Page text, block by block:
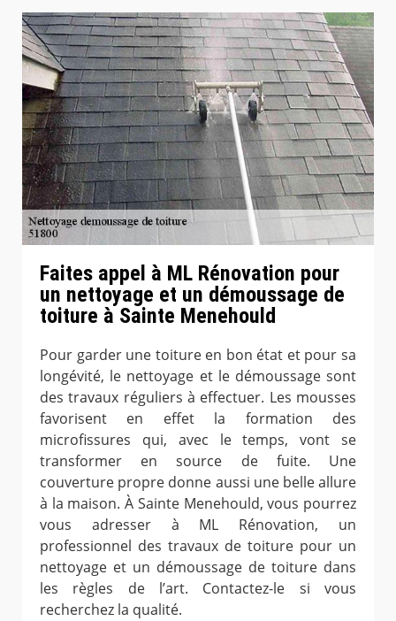
Faites appel à ML Rénovation pour
un nettoyage et un démoussage de
toiture à Sainte Menehould
Pour garder une toiture en bon état et pour sa
longévité, le nettoyage et le démoussage sont
des travaux réguliers à effectuer. Les mousses
favorisent en effet la formation des
microfissures qui, avec le temps, vont se
transformer en source de fuite. Une
couverture propre donne aussi une belle allure
à la maison. À Sainte Menehould, vous pourrez
vous adresser à ML Rénovation, un
professionnel des travaux de toiture pour un
nettoyage et un démoussage de toiture dans
les règles de l’art. Contactez-le si vous
recherchez la qualité.